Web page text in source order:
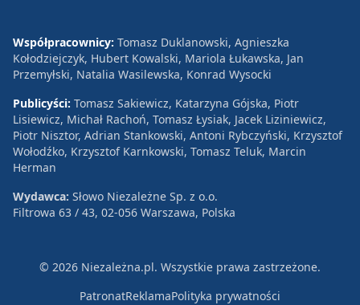
Współpracownicy: Tomasz Duklanowski, Agnieszka
Kołodziejczyk, Hubert Kowalski, Mariola Łukawska, Jan
Przemyłski, Natalia Wasilewska, Konrad Wysocki
Publicyści: Tomasz Sakiewicz, Katarzyna Gójska, Piotr
Lisiewicz, Michał Rachoń, Tomasz Łysiak, Jacek Liziniewicz,
Piotr Nisztor, Adrian Stankowski, Antoni Rybczyński, Krzysztof
Wołodźko, Krzysztof Karnkowski, Tomasz Teluk, Marcin
Herman
Wydawca: Słowo Niezależne Sp. z o.o.
Filtrowa 63 / 43, 02-056 Warszawa, Polska
© 2026 Niezależna.pl. Wszystkie prawa zastrzeżone.
PatronatReklamaPolityka prywatności